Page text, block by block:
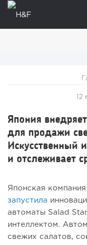
Япония
для продажи
Искусственный
и отслеживает
Японская
запустила
автоматы Salad
интеллектом.
свежих салатов,